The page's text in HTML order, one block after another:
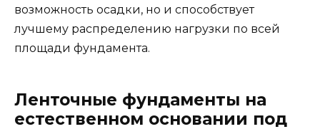
возможность осадки, но и способствует
лучшему распределению нагрузки по всей
площади фундамента.
Ленточные фундаменты на
естественном основании под